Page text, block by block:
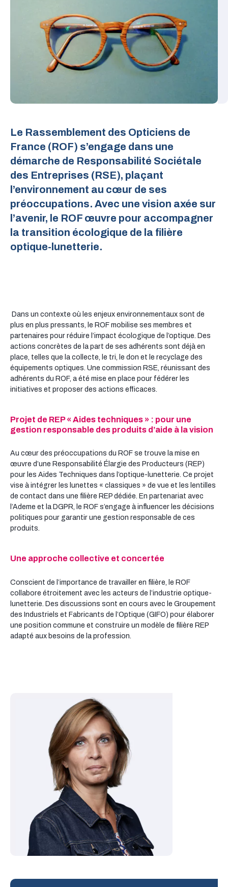
déontologie et environnement.
devenir opticien et découvrez quelques
témoignages de professionnels.
Le Rassemblement des Opticiens de
France (ROF) s’engage dans une
démarche de Responsabilité Sociétale
des Entreprises (RSE), plaçant
l’environnement au cœur de ses
préoccupations. Avec une vision axée sur
l’avenir, le ROF œuvre pour accompagner
la transition écologique de la filière
optique-lunetterie.
Dans un contexte où les enjeux environnementaux sont de
plus en plus pressants, le ROF mobilise ses membres et
partenaires pour réduire l’impact écologique de l’optique. Des
actions concrètes de la part de ses adhérents sont déjà en
place, telles que la collecte, le tri, le don et le recyclage des
équipements optiques. Une commission RSE, réunissant des
adhérents du ROF, a été mise en place pour fédérer les
initiatives et proposer des actions efficaces.
Projet de REP « Aides techniques » : pour une
gestion responsable des produits d’aide à la vision
Au cœur des préoccupations du ROF se trouve la mise en
œuvre d’une Responsabilité Élargie des Producteurs (REP)
pour les Aides Techniques dans l’optique-lunetterie. Ce projet
vise à intégrer les lunettes « classiques » de vue et les lentilles
de contact dans une filière REP dédiée. En partenariat avec
l’Ademe et la DGPR, le ROF s’engage à influencer les décisions
politiques pour garantir une gestion responsable de ces
produits.
Une approche collective et concertée
Conscient de l’importance de travailler en filière, le ROF
collabore étroitement avec les acteurs de l’industrie optique-
lunetterie. Des discussions sont en cours avec le Groupement
des Industriels et Fabricants de l’Optique (GIFO) pour élaborer
une position commune et construire un modèle de filière REP
adapté aux besoins de la profession.